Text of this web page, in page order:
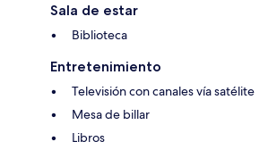
Sala de estar
Biblioteca
Entretenimiento
Televisión con canales vía satélite
Mesa de billar
Libros